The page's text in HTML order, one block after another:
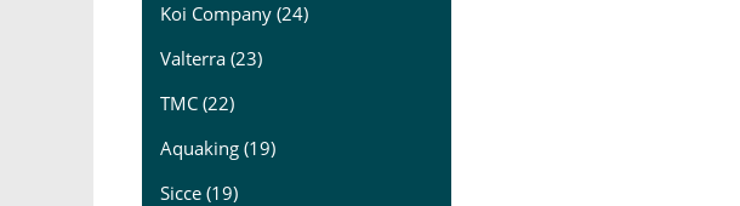
Koi Company (24)
Valterra (23)
TMC (22)
Aquaking (19)
Sicce (19)